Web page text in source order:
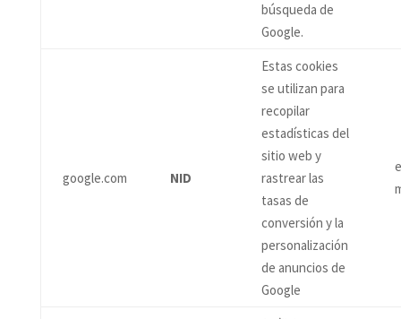
búsqueda de
Google.
google.com NID
Estas cookies
se utilizan para
recopilar
estadísticas del
sitio web y
rastrear las
tasas de
conversión y la
personalización
de anuncios de
Google